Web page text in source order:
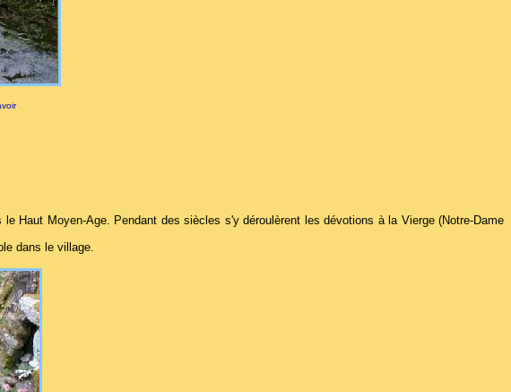
Haut Moyen-Age. Pendant des siècles s'y déroulèrent les dévotions à la Vierge (Notre-Dame
dans le village.